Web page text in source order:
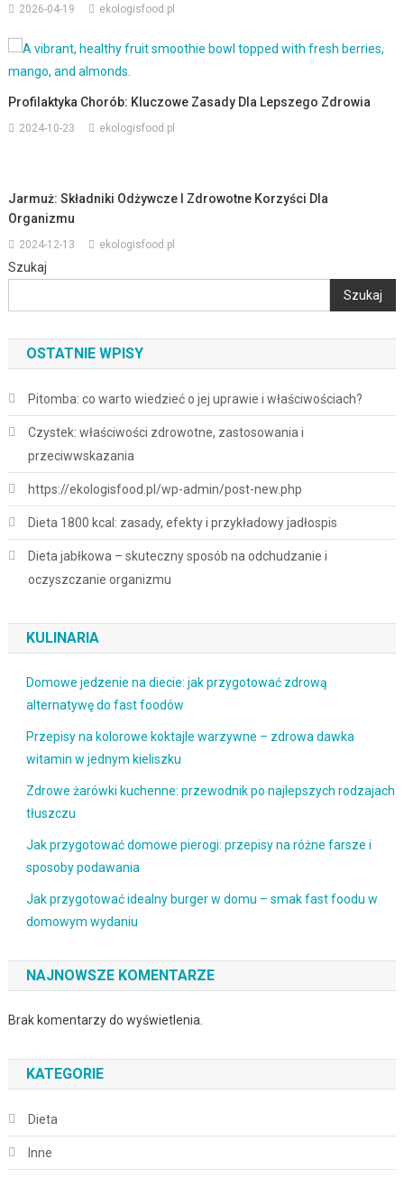
2026-04-19 ekologisfood.pl
Profilaktyka Chorób: Kluczowe Zasady Dla Lepszego Zdrowia
2024-10-23 ekologisfood.pl
Jarmuż: Składniki Odżywcze I Zdrowotne Korzyści Dla
Organizmu
2024-12-13 ekologisfood.pl
Szukaj
Szukaj
OSTATNIE WPISY
Pitomba: co warto wiedzieć o jej uprawie i właściwościach?
Czystek: właściwości zdrowotne, zastosowania i
przeciwwskazania
https://ekologisfood.pl/wp-admin/post-new.php
Dieta 1800 kcal: zasady, efekty i przykładowy jadłospis
Dieta jabłkowa – skuteczny sposób na odchudzanie i
oczyszczanie organizmu
KULINARIA
Domowe jedzenie na diecie: jak przygotować zdrową
alternatywę do fast foodów
Przepisy na kolorowe koktajle warzywne – zdrowa dawka
witamin w jednym kieliszku
Zdrowe żarówki kuchenne: przewodnik po najlepszych rodzajach
tłuszczu
Jak przygotować domowe pierogi: przepisy na różne farsze i
sposoby podawania
Jak przygotować idealny burger w domu – smak fast foodu w
domowym wydaniu
NAJNOWSZE KOMENTARZE
Brak komentarzy do wyświetlenia.
KATEGORIE
Dieta
Inne